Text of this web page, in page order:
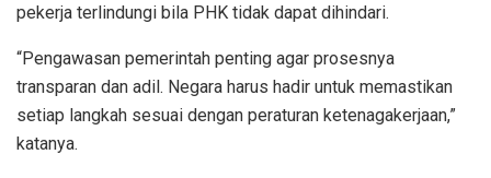
pekerja terlindungi bila PHK tidak dapat dihindari.
“Pengawasan pemerintah penting agar prosesnya
transparan dan adil. Negara harus hadir untuk memastikan
setiap langkah sesuai dengan peraturan ketenagakerjaan,”
katanya.